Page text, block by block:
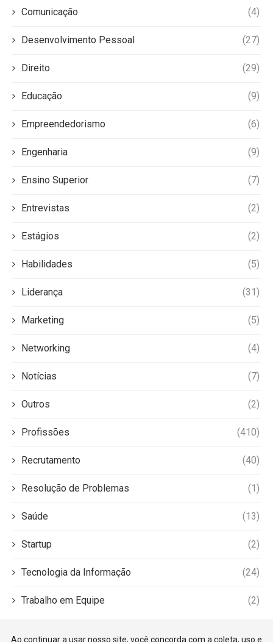
Comunicação (4)
Desenvolvimento Pessoal (27)
Direito (29)
Educação (9)
Empreendedorismo (6)
Engenharia (9)
Ensino Superior (7)
Entrevistas (2)
Estágios (2)
Habilidades (5)
Liderança (31)
Marketing (5)
Networking (4)
Notícias (7)
Outros (2)
Profissões (410)
Recrutamento (40)
Resolução de Problemas (1)
Saúde (13)
Startup (2)
Tecnologia da Informação (24)
Trabalho em Equipe (2)
Ao continuar a usar nosso site, você concorda com a coleta, uso e